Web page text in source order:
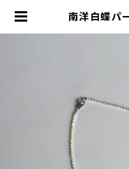
南洋白蝶パ